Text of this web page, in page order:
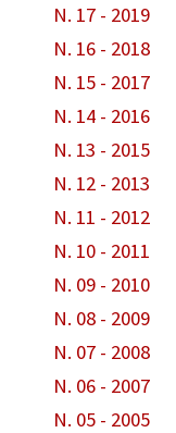
N. 17 - 2019
N. 16 - 2018
N. 15 - 2017
N. 14 - 2016
N. 13 - 2015
N. 12 - 2013
N. 11 - 2012
N. 10 - 2011
N. 09 - 2010
N. 08 - 2009
N. 07 - 2008
N. 06 - 2007
N. 05 - 2005